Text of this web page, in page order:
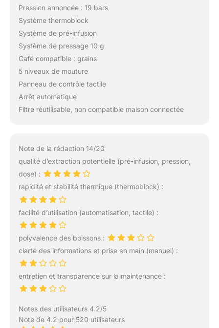
Pression annoncée : 19 bars
Système thermoblock
Système de pré-infusion
Système de pressage 10 g
Café compatible : grains
5 niveaux de mouture
Panneau de contrôle tactile
Arrêt automatique
Filtre réutilisable, non compatible maison connectée
Note de la rédaction 14/20
qualité d’extraction potentielle (pré-infusion, pression,
dose) :
rapidité et stabilité thermique (thermoblock) :
facilité d’utilisation (automatisation, tactile) :
polyvalence des boissons :
clarté des informations et prise en main (manuel) :
entretien et transparence sur la maintenance :
Notes des utilisateurs 4.2/5
Note de 4.2 pour 520 utilisateurs